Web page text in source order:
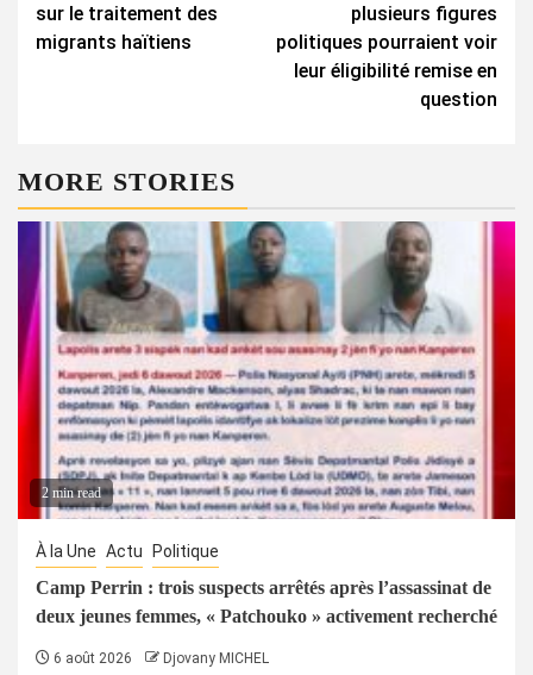
sur le traitement des
migrants haïtiens
plusieurs figures
politiques pourraient voir
leur éligibilité remise en
question
MORE STORIES
2 min read
À la Une Actu Politique
Camp Perrin : trois suspects arrêtés après l’assassinat de
deux jeunes femmes, « Patchouko » activement recherché
6 août 2026 Djovany MICHEL